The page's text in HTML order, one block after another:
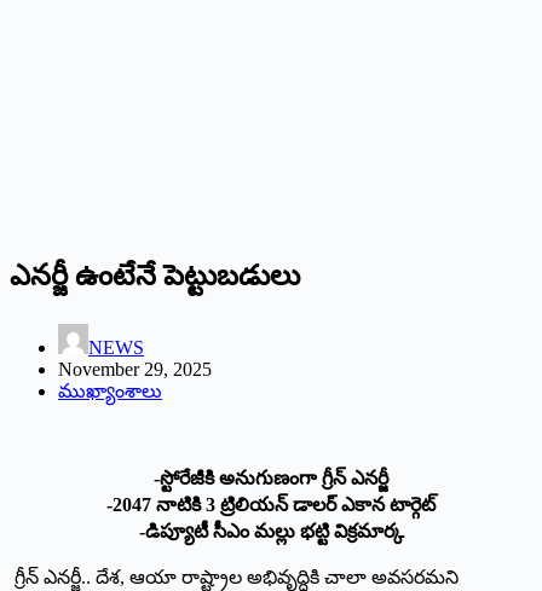
ఎనర్జీ ఉంటేనే పెట్టుబడులు
NEWS
November 29, 2025
ముఖ్యాంశాలు
-స్టోరేజీకి అనుగుణంగా గ్రీన్‌ ఎనర్జీ
-2047 నాటికి 3 ట్రిలియన్‌ ‌డాలర్‌ ఎకాన టార్గెట్‌
‌-డిప్యూటీ సీఎం మల్లు భట్టి విక్రమార్క
గ్రీన్‌ ఎనర్జీ.. దేశ, ఆయా రాష్ట్రాల అభివృద్ధికి చాలా అవసరమని